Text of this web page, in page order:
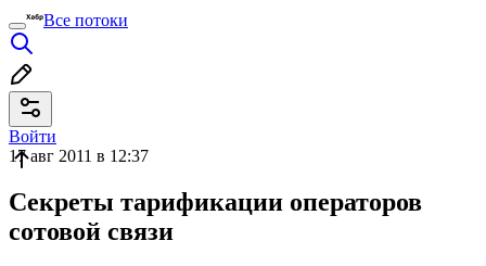
Все потоки
Войти
17 авг 2011 в 12:37
Секреты тарификации операторов
сотовой связи